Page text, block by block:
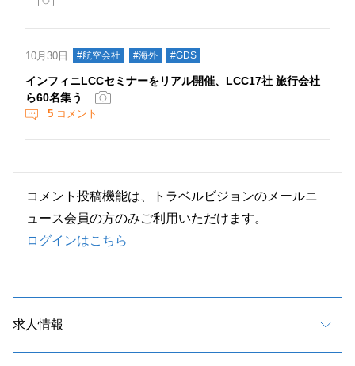
10月30日 #航空会社 #海外 #GDS
インフィニLCCセミナーをリアル開催、LCC17社 旅行会社
ら60名集う
5 コメント
コメント投稿機能は、トラベルビジョンのメールニ
ュース会員の方のみご利用いただけます。
ログインはこちら
求人情報